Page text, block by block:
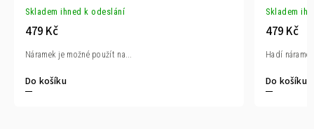
Skladem ihned k odeslání
479 Kč
Do košíku
Náramek je možné použít na...
Skladem
479 Kč
Do košíku
Hadí